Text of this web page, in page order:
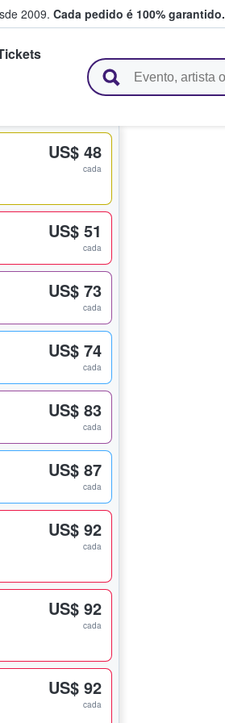
2009. Cada pedido é 100% garantido.
US$ 48
cada
US$ 51
cada
US$ 73
cada
US$ 74
cada
US$ 83
cada
US$ 87
cada
US$ 92
cada
US$ 92
cada
US$ 92
cada